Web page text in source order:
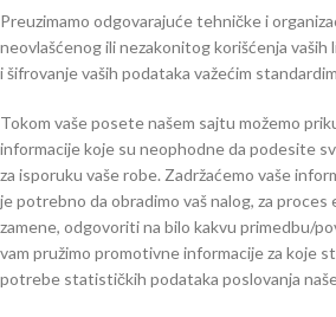
Preuzimamo odgovarajuće tehničke i
neovlašćenog ili nezakonitog korišćenja vaših
i šifrovanje vaših podataka važećim
Tokom vaše posete našem sajtu možemo
informacije koje su neophodne da podesite
za isporuku vaše robe. Zadržaćemo vaše
je potrebno da obradimo vaš nalog, za
zamene, odgovoriti na bilo kakvu primedbu/
vam pružimo promotivne informacije za koje
potrebe statističkih podataka poslovanja